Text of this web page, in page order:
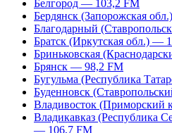
Белгород — 103,2 FM
Бердянск (Запорожская
Благодарный
Братск (Иркутская обл.) —
Бриньковская
Брянск — 98,2 FM
Бугульма (Республика
Буденновск
Владивосток (Приморский
Владикавказ (Республика
— 106,7 FM